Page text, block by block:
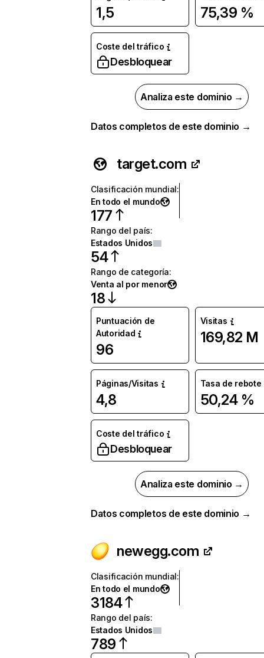
1,5 75,39 %
Coste del tráfico
Desbloquear
Analiza este dominio →
Datos completos de este dominio →
target.com
Clasificación mundial:
En todo el mundo
177
Rango del país:
Estados Unidos
54
Rango de categoría:
Venta al por menor
18
Puntuación de
Autoridad
96
Visitas
169,82 M
Páginas/Visitas
4,8
Tasa de rebote
50,24 %
Coste del tráfico
Desbloquear
Analiza este dominio →
Datos completos de este dominio →
newegg.com
Clasificación mundial:
En todo el mundo
3184
Rango del país:
Estados Unidos
789